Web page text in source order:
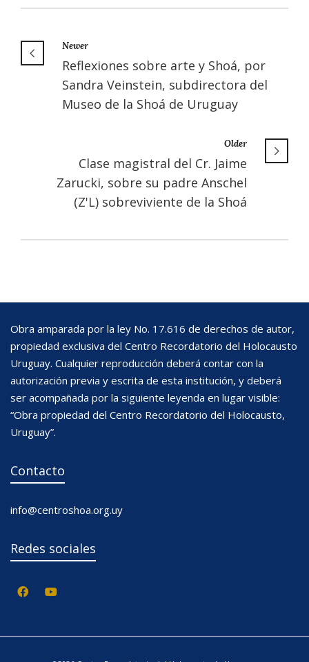
Newer
Reflexiones sobre arte y Shoá, por
Sandra Veinstein, subdirectora del
Museo de la Shoá de Uruguay
Older
Clase magistral del Cr. Jaime
Zarucki, sobre su padre Anschel
(Z'L) sobreviviente de la Shoá
Obra amparada por la ley No. 17.616 de derechos de autor,
propiedad exclusiva del Centro Recordatorio del Holocausto
Uruguay. Cualquier reproducción deberá contar con la
autorización previa y escrita de esta institución, y deberá
ser acompañada por la siguiente leyenda en lugar visible:
“Obra propiedad del Centro Recordatorio del Holocausto,
Uruguay”.
Contacto
info@centroshoa.org.uy
Redes sociales